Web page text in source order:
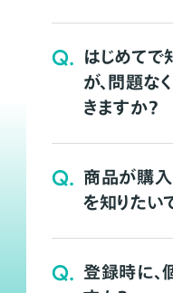
Q. はじめて
が、問題な
きますか？
Q. 商品が購
を知りたい
Q. 登録時に、